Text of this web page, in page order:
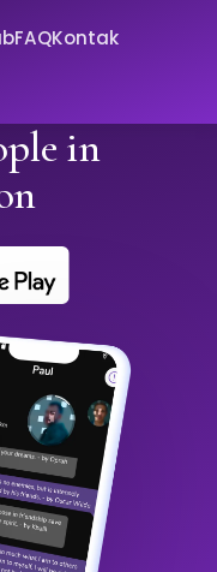
FAQKontak
in